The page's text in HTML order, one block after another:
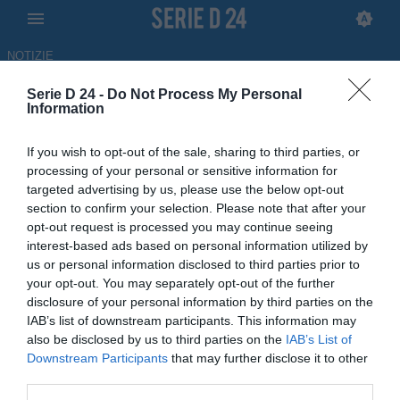
Serie D 24 - Do Not Process My Personal
Information
If you wish to opt-out of the sale, sharing to third parties, or
processing of your personal or sensitive information for
targeted advertising by us, please use the below opt-out
section to confirm your selection. Please note that after your
opt-out request is processed you may continue seeing
interest-based ads based on personal information utilized by
us or personal information disclosed to third parties prior to
your opt-out. You may separately opt-out of the further
disclosure of your personal information by third parties on the
IAB’s list of downstream participants. This information may
also be disclosed by us to third parties on the IAB’s List of
Downstream Participants that may further disclose it to other
NOTIZIE
Taranto, comincia la
rifondazione: il punto sul
mercato rossoblù
03.07.2026 10:54 di Andrea Delle Noci
Il Taranto ha avviato una profonda rifondazione: da Giuliatto ai
colpi per la vetta, i dettagli sul mercato dei rossoblu